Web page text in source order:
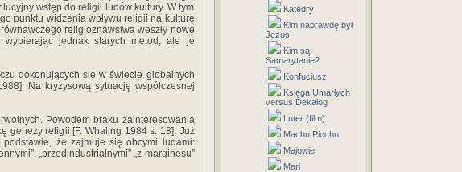
wstęp do religii ludów kultury. W tym
punktu widzenia wpływu religii na kulturę
religioznawstwa weszły nowe
wypierając jednak starych metod, ale je
dokonujących się w świecie globalnych
Na kryzysową sytuację współczesnej
Powodem braku zainteresowania
genezy religii [F. Whaling 1984 s. 18]. Już
że zajmuje się obcymi ludami:
„przedindustrialnymi” „z marginesu”
Katedry
Kim naprawdę był
Jezus
Kim są
Samarytanie?
Konfucjusz
Księga Umarłych
versus Dekalog
Luter (film)
Machu Picchu
Majowie
Mari